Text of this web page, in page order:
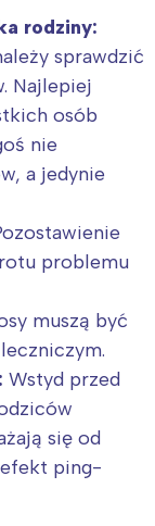
rodziny:
sprawdzić
Najlepiej
osób
nie
a jedynie
problemu
muszą być
Wstyd przed
się od
efekt ping-